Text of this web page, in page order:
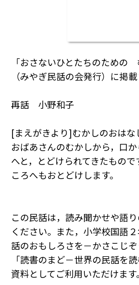
「おさないひとたちのための
（みやぎ民話の会発行）に掲
再話 小野和子
[まえがきより]むかしのおはな
おばあさんのむかしから，口
へと，とどけられてきたもので
ころへもおとどけします。
この民話は，読み聞かせや語
ください。また，小学校国語
話のおもしろさを－かさこじ
「読書のまど－世界の民話を
資料としてご利用いただけます。